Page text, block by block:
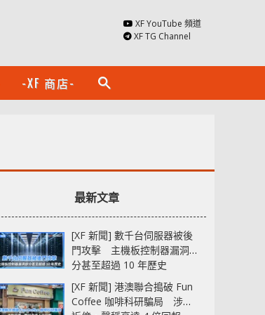
XF YouTube 頻道
XF TG Channel
-XF 商店- search
最新文章
[XF 新聞] 數千台伺服器被後
門攻擊 主機板控制器漏洞部
分甚至超過 10 年歷史
[XF 新聞] 港澳聯合搗破 Fun
Coffee 咖啡科研騙局 涉款